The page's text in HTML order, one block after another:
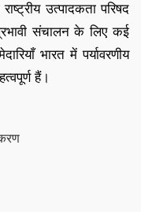
उत्पादकता परिषद
संचालन के लिए कई
भारत में पर्यावरणीय
हैं।